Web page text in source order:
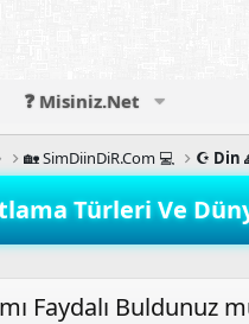
❓ Misiniz.Net
🏡 SimDiinDiR.Com 💻 ☪️ Din
Türleri Ve
Faydalı Buldunuz